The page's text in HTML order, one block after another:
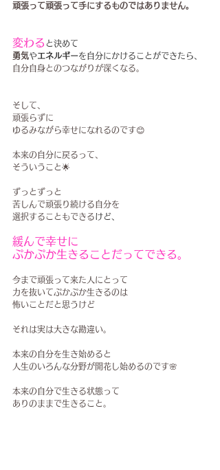
頑張って頑張って手にするものではありません。
変わる と決めて
勇気やエネルギーを自分にかけることができたら、
自分自身とのつながりが深くなる。
そして、
頑張らずに
ゆるみながら幸せになれるのです😊
本来の自分に戻るって、
そういうこと🌟
ずっとずっと
苦しんで頑張り続ける自分を
選択することもできるけど、
緩んで幸せに
ぷかぷか生きることだってできる。
今まで頑張って来た人にとって
力を抜いてぷかぷか生きるのは
怖いことだと思うけど
それは実は大きな勘違い。
本来の自分を生き始めると
人生のいろんな分野が開花し始めるのです🌸
本来の自分で生きる状態って
ありのままで生きること。